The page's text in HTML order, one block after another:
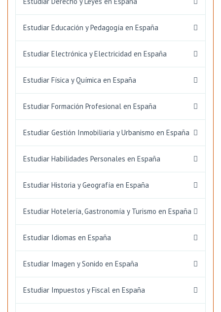
Estudiar Educación y Pedagogía en España
Estudiar Electrónica y Electricidad en España
Estudiar Física y Química en España
Estudiar Formación Profesional en España
Estudiar Gestión Inmobiliaria y Urbanismo en España
Estudiar Habilidades Personales en España
Estudiar Historia y Geografía en España
Estudiar Hotelería, Gastronomía y Turismo en España
Estudiar Idiomas en España
Estudiar Imagen y Sonido en España
Estudiar Impuestos y Fiscal en España